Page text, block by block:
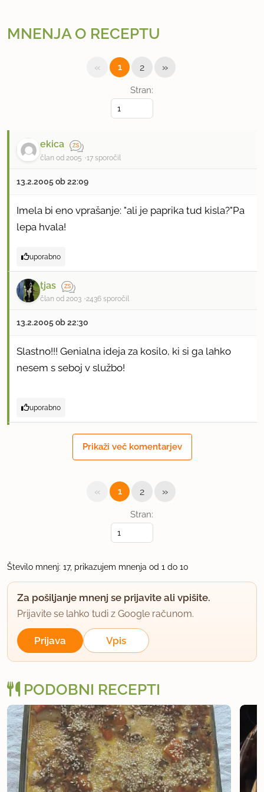
MNENJA O RECEPTU
Stran:
« 1 2 »
ekica
član od 2005 17 sporočil
13.2.2005 ob 22:09
Imela bi eno vprašanje: "ali je paprika tud kisla?"Pa
lepa hvala!
uporabno
tjas
član od 2003 2436 sporočil
13.2.2005 ob 22:30
Slastno!!! Genialna ideja za kosilo, ki si ga lahko
nesem s seboj v službo!
uporabno
399 sporočil
fain recept.uporabila sem ga velikokrat. zelo je
okusno in tudi otroci ga obožujejo.lp
1.4.2005 ob 21:49
A je kdo poskusil brez da bi bilo panirano? Ker se
raje izogibam cvrenju v olju... Hvala.
uporabno
gogad
član od 2004 3697 sporočil
1.4.2005 ob 22:13
Jaz jih ponavadi posujem s sirom in zapečem v
Prikaži več komentarjev
Stran:
« 1 2 »
Število mnenj: 17, prikazujem mnenja od 1 do 10
Za pošiljanje mnenj se prijavite ali vpišite.
Prijavite se lahko tudi z Google računom.
Prijava Vpis
PODOBNI RECEPTI